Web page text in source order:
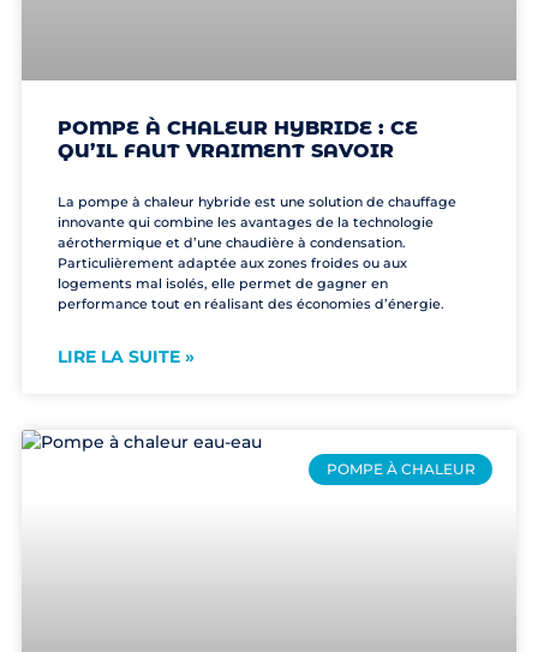
POMPE À CHALEUR HYBRIDE : CE
QU’IL FAUT VRAIMENT SAVOIR
La pompe à chaleur hybride est une solution de chauffage
innovante qui combine les avantages de la technologie
aérothermique et d’une chaudière à condensation.
Particulièrement adaptée aux zones froides ou aux
logements mal isolés, elle permet de gagner en
performance tout en réalisant des économies d’énergie.
LIRE LA SUITE »
POMPE À CHALEUR